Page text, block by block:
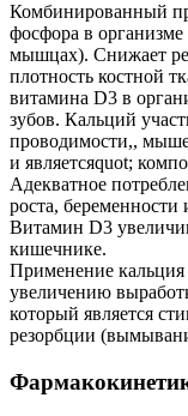
Комбинированный
фосфора в организме
мышцах). Снижает
плотность костной
витамина D3 в
зубов. Кальций
проводимости,,
и являетсяquot;
Адекватное
роста, беременности
Витамин D3
кишечнике.
Применение кальция
увеличению
который является
резорбции